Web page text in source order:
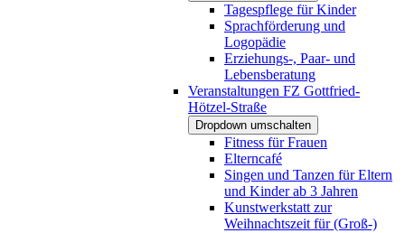
Tagespflege für Kinder
Sprachförderung und
Logopädie
Erziehungs-, Paar- und
Lebensberatung
Veranstaltungen FZ Gottfried-
Hötzel-Straße
Dropdown umschalten
Fitness für Frauen
Elterncafé
Singen und Tanzen für Eltern
und Kinder ab 3 Jahren
Kunstwerkstatt zur
Weihnachtszeit für (Groß-)